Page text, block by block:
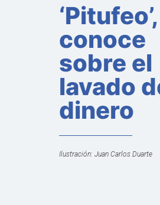
‘Pitufeo’,
conoce
sobre el
lavado
dinero
Ilustración: Juan Carlos Duarte